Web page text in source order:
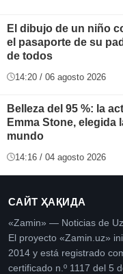
El dibujo de un niño
el pasaporte de su
de todos
14:20 / 06 agosto 2026
Belleza del 95 %: la
Emma Stone, elegida
mundo
14:16 / 04 agosto 2026
САЙТ ҲАҚИДА
«Zamin» — Noticias de
El proyecto «Zamin.uz»
2014 y está registrado
certificado n.º 1117 del 5